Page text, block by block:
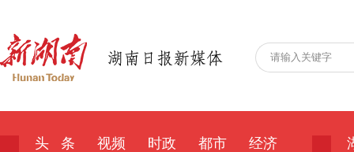
头 条 视频 时政 都市
经济